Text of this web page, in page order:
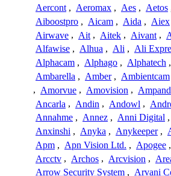
Aercont , Aeromax , Aes , Aetos
Aiboostpro , Aicam , Aida , Aiex
Airwave , Ait , Aitek , Aivant ,
Alfawise , Alhua , Ali , Ali
Alphacam , Alphago , Alphatech ,
Ambarella , Amber , Ambientcam
, Amorvue , Amovision , Ampand
Ancarla , Andin , Andowl ,
Annahme , Annez , Anni Digital ,
Anxinshi , Anyka , Anykeeper ,
Apm , Apn Vision Ltd. , Apogee ,
Arcctv , Archos , Arcvision ,
Arrow Security System , Arvani